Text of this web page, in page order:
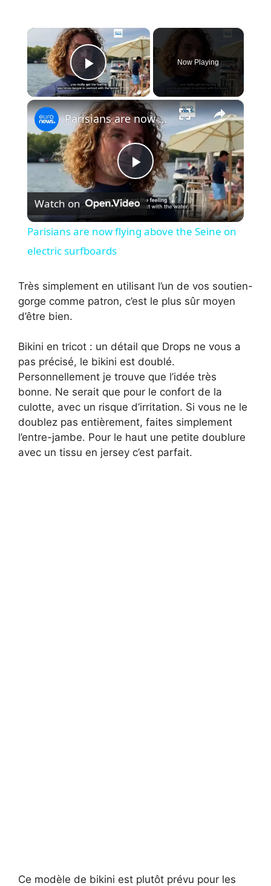
×
Play Video
Now Playing
×
P
l
y
i
d
e
Parisians are now flying above the Seine on electric surfboards
Watch on
Parisians are now flying above the Seine on
electric surfboards
Très simplement en utilisant l’un de vos soutien-
gorge comme patron, c’est le plus sûr moyen
d’être bien.
Bikini en tricot : un détail que Drops ne vous a
pas précisé, le bikini est doublé.
Personnellement je trouve que l’idée très
bonne. Ne serait que pour le confort de la
culotte, avec un risque d’irritation. Si vous ne le
doublez pas entièrement, faites simplement
l’entre-jambe. Pour le haut une petite doublure
avec un tissu en jersey c’est parfait.
Ce modèle de bikini est plutôt prévu pour les